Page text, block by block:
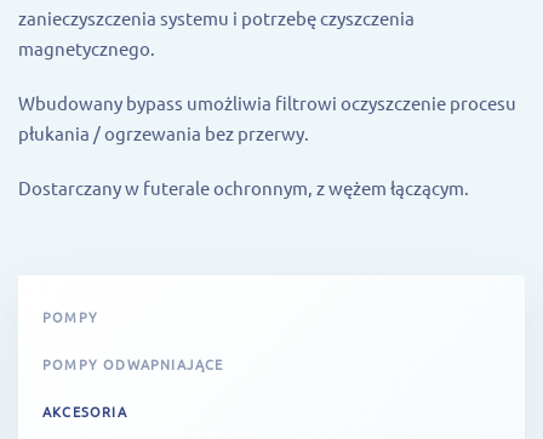
zanieczyszczenia systemu i potrzebę czyszczenia
magnetycznego.
Wbudowany bypass umożliwia filtrowi oczyszczenie procesu
płukania / ogrzewania bez przerwy.
Dostarczany w futerale ochronnym, z wężem łączącym.
POMPY
POMPY ODWAPNIAJĄCE
AKCESORIA